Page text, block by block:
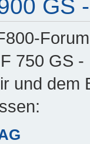
GS
750 GS
und